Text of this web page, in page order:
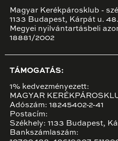
Magyar Kerékpárosklub -
1133 Budapest, Kárpát u. 48.
Megyei nyilvántartásbeli
18881/2002
TÁMOGATÁS:
1% kedvezményezett:
MAGYAR
Adószám: 18245402-2-41
Postacím:
Székhely: 1133 Budapest,
Bankszámlaszám: